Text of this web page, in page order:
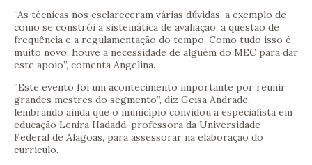
“As técnicas nos esclareceram várias dúvidas, a exemplo de
como se constrói a sistemática de avaliação, a questão de
frequência e a regulamentação do tempo. Como tudo isso é
muito novo, houve a necessidade de alguém do MEC para dar
este apoio”, comenta Angelina.
“Este evento foi um acontecimento importante por reunir
grandes mestres do segmento”, diz Geisa Andrade,
lembrando ainda que o município convidou a especialista em
educação Lenira Hadadd, professora da Universidade
Federal de Alagoas, para assessorar na elaboração do
currículo.